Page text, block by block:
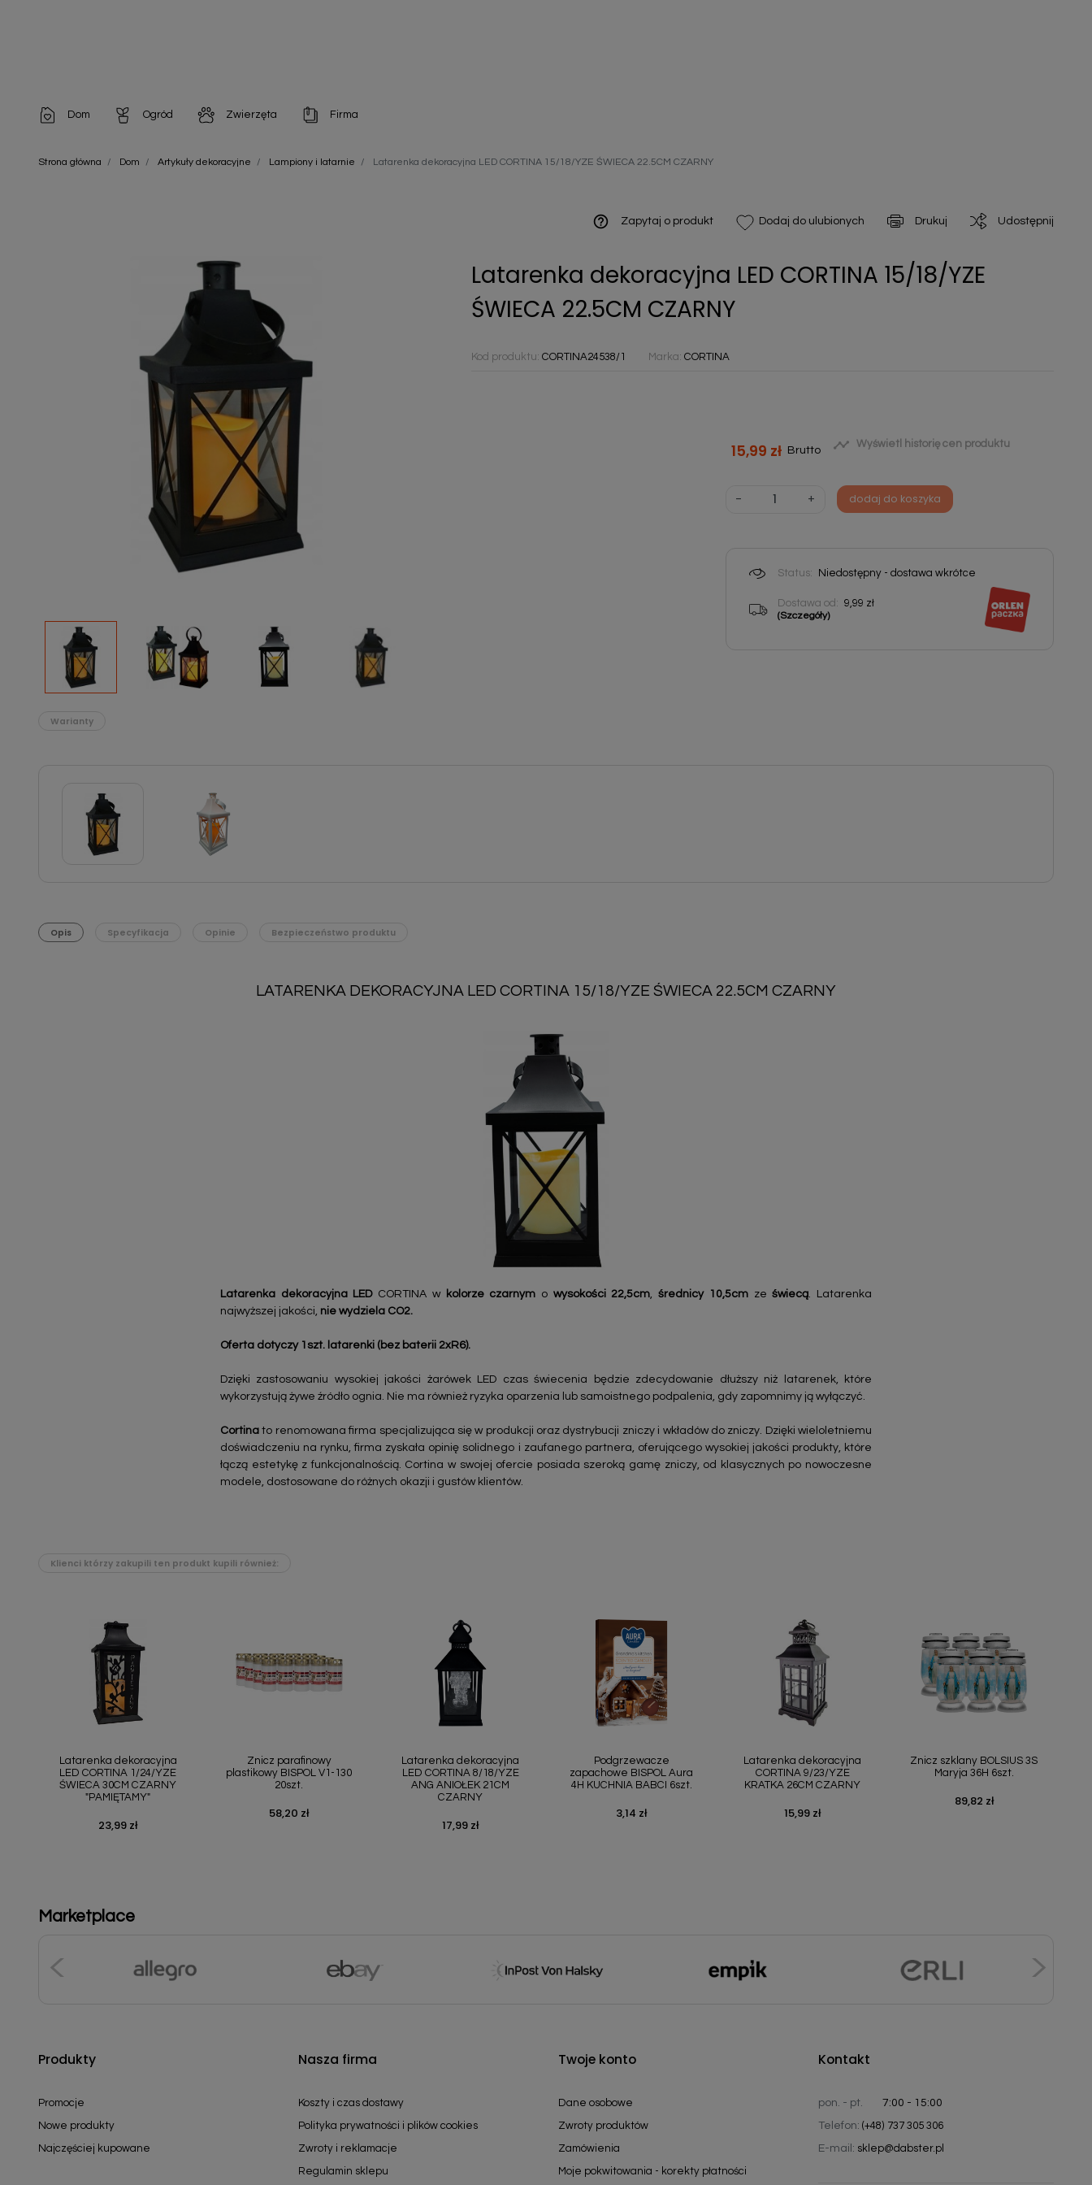
Dom
Artykuły dekoracyjne
Ogród
Chemia do architektury ogrodowej
Odstraszacze zwierząt
Nawozy i preparaty
Narzędzia ogrodnicze
Podłoża
Pozostałe
Środki ochrony roślin
Środki ochrony roślin dla profesjonalistów
Zobacz wszystkie
Zwierzęta
Szampony i odżywki
Zobacz wszystkie
Firma
Artykuły Higieniczne
Strona główna Dom Artykuły dekoracyjne Lampiony i latarnie Latarenka dekoracyjna LED CORTINA 15/18/YZE ŚWIECA 22.5CM CZARNY
help_outline Zapytaj o produkt Dodaj do ulubionych Drukuj Udostępnij
Latarenka dekoracyjna LED CORTINA 15/18/YZE
ŚWIECA 22.5CM CZARNY
Kod produktu:CORTINA24538/1 Marka:CORTINA
15,99 zł Brutto  Wyświetl historię cen produktu
- + dodaj do koszyka
Status: Niedostępny - dostawa wkrótce
Dostawa od: 9,99 zł
(Szczegóły)
Warianty
Opis Specyfikacja Opinie Bezpieczeństwo produktu
LATARENKA DEKORACYJNA LED CORTINA 15/18/YZE ŚWIECA 22.5CM CZARNY
Latarenka dekoracyjna LEDCORTINA w kolorze czarnym o wysokości 22,5cm,średnicy 10,5cmzeświecą. Latarenka
najwyższej jakości, nie wydziela CO2.
Oferta dotyczy 1szt. latarenki (bez baterii 2xR6).
Dzięki zastosowaniu wysokiej jakości żarówek LED czas świecenia będzie zdecydowanie dłuższy niż latarenek, które
wykorzystują żywe źródło ognia. Nie ma również ryzyka oparzenia lub samoistnego podpalenia, gdy zapomnimy ją wyłączyć.
Cortina to renomowana firma specjalizująca się w produkcji oraz dystrybucji zniczy i wkładów do zniczy. Dzięki wieloletniemu
doświadczeniu na rynku, firma zyskała opinię solidnego i zaufanego partnera, oferującego wysokiej jakości produkty, które
łączą estetykę z funkcjonalnością. Cortina w swojej ofercie posiada szeroką gamę zniczy, od klasycznych po nowoczesne
modele, dostosowane do różnych okazji i gustów klientów.
Klienci którzy zakupili ten produkt kupili również:
Latarenka dekoracyjna
LED CORTINA 1/24/YZE
ŚWIECA 30CM CZARNY
"PAMIĘTAMY"
Cena
23,99 zł
Znicz parafinowy
plastikowy BISPOL V1-130
20szt.
Cena
58,20 zł
Latarenka dekoracyjna
LED CORTINA 8/18/YZE
ANG ANIOŁEK 21CM
CZARNY
Cena
17,99 zł
Podgrzewacze
zapachowe BISPOL Aura
4H KUCHNIA BABCI 6szt.
Cena
3,14 zł
Latarenka dekoracyjna
CORTINA 9/23/YZE
KRATKA 26CM CZARNY
Cena
15,99 zł
Znicz szklany BOLSIUS 3S
Maryja 36H 6szt.
Cena
89,82 zł
Marketplace
Produkty
Promocje
Nowe produkty
Najczęściej kupowane
Nasza firma
Koszty i czas dostawy
Polityka prywatności i plików cookies
Zwroty i reklamacje
Regulamin sklepu
Twoje konto
Dane osobowe
Zwroty produktów
Zamówienia
Moje pokwitowania - korekty płatności
Kontakt
pon. - pt.
7:00 - 15:00
Telefon: (+48) 737 305 306
E-mail: sklep@dabster.pl